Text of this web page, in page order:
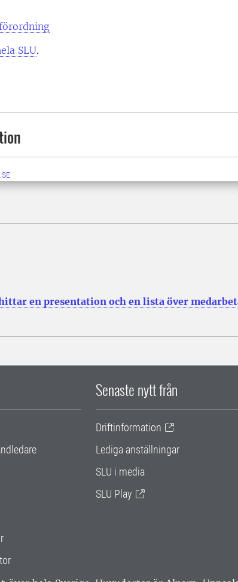
SLU.
en presentation och en lista över
Senaste nytt från
Driftinformation
Lediga anställningar
SLU i media
SLU Play